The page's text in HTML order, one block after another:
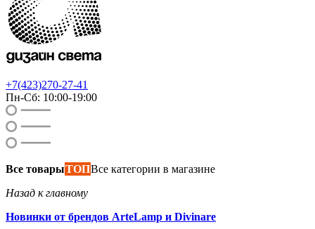
+7(423)270-27-41
Пн-Сб: 10:00-19:00
Все товарыТОПВсе категории в магазине
Назад к главному
Новинки от брендов ArteLamp и Divinare